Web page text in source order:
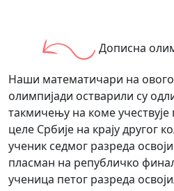
Дописна
Наши математичари на
олимпијади остварили су
такмичењу на коме
целе Србије на крају другог
ученик седмог разреда
пласман на републичко
ученица петог разреда